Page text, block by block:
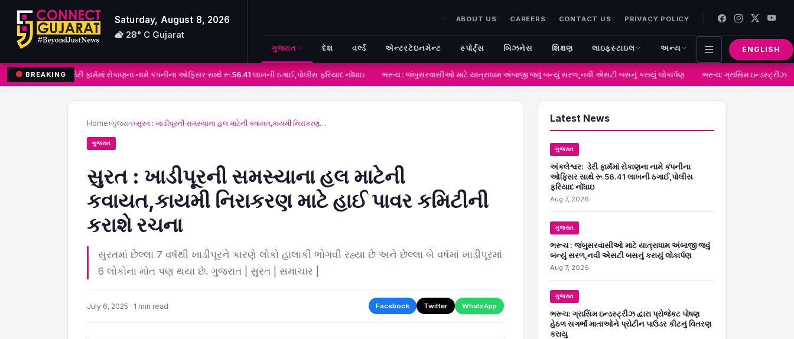
Saturday, August 8, 2026
28° C Gujarat
ABOUT US CAREERS CONTACT US PRIVACY POLICY
ગુજરાત દેશ વર્લ્ડ એન્ટરટેઇનમેન્ટ સ્પોર્ટ્સ બિઝનેસ શિક્ષણ લાઇફસ્ટાઇલ અન્ય ENGLISH
SearchBREAKING
અંકલેશ્વર: ડેરી ફાર્મમાં રોકાણના નામે કંપનીના ઓફિસર સાથે રૂ.56.41 લાખની ઠગાઈ,પોલીસ ફરિયાદ નોંધાઇ ભરૂચ : જંબુસરવાસીઓ માટે યાત્રાધામ અંબાજી જવું બન્યું સરળ,નવી એસટી બસનું કરાયું લોકાર્પણ ભરૂચ: ગ્રાસિમ ઇન્ડસ્ટ્રીઝ
Home›ગુજરાત›સુરત : ખાડીપૂરની સમસ્યાના હલ માટેની કવાયત,કાયમી નિરાકરણ…
ગુજરાત
સુરત : ખાડીપૂરની સમસ્યાના હલ માટેની
કવાયત,કાયમી નિરાકરણ માટે હાઈ પાવર કમિટીની
કરાશે રચના
સુરતમાં છેલ્લા 7 વર્ષથી ખાડીપૂરને કારણે લોકો હાલાકી ભોગવી રહ્યા છે અને છેલ્લા બે વર્ષમાં ખાડીપૂરમાં
6 લોકોના મોત પણ થયા છે. ગુજરાત | સુરત | સમાચાર |
July 6, 2025 · 1 min read Facebook Twitter WhatsApp
Latest News
ગુજરાત
અંકલેશ્વર: ડેરી ફાર્મમાં રોકાણના નામે કંપનીના
ઓફિસર સાથે રૂ.56.41 લાખની ઠગાઈ,પોલીસ
ફરિયાદ નોંધાઇ
Aug 7, 2026
ગુજરાત
ભરૂચ : જંબુસરવાસીઓ માટે યાત્રાધામ અંબાજી જવું
બન્યું સરળ,નવી એસટી બસનું કરાયું લોકાર્પણ
Aug 7, 2026
ગુજરાત
ભરૂચ: ગ્રાસિમ ઇન્ડસ્ટ્રીઝ દ્વારા પ્રોજેકટ પોષણ
હેઠળ સગર્ભા માતાઓને પ્રોટીન પાઉડર કીટનું વિતરણ
કરાયુ